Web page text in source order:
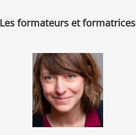
Les formateurs et formatrices